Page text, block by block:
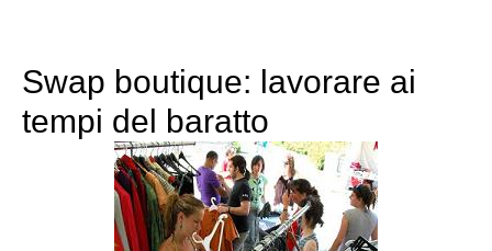
Swap boutique: lavorare ai
tempi del baratto